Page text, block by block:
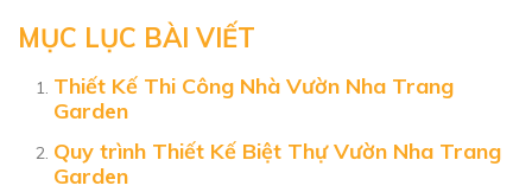
MỤC LỤC BÀI VIẾT
Thiết Kế Thi Công Nhà Vườn Nha Trang
Garden
Quy trình Thiết Kế Biệt Thự Vườn Nha Trang
Garden